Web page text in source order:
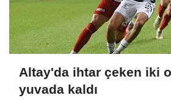
Altay'da ihtar çeken iki
yuvada kaldı